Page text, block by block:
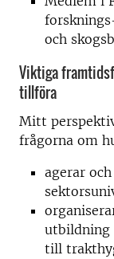
och
Viktiga
tillföra
Mitt
frågorna om
agerar
utbildning
till